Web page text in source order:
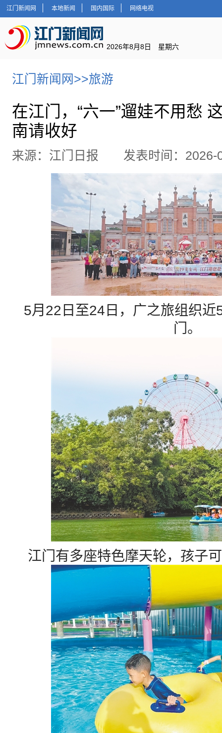
江门新闻网 本地新闻 国内国际 网络电视
2026年8月8日 星期六
江门新闻网 >>旅游
在江门，“六一”遛娃不用愁
南请收好
来源：江门日报 发表时间：
5月22日至24日，广之旅组织
门。
江门有多座特色摩天轮，孩子